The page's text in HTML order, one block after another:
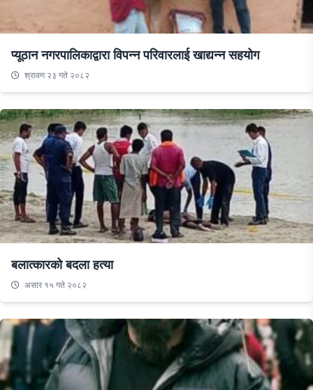
प्यूठान नगरपालिकाद्वारा विपन्न परिवारलाई खाद्यन्न सहयोग
श्रावण २३ गते २०८२
बलात्कारको बदला हत्या
असार १५ गते २०८२